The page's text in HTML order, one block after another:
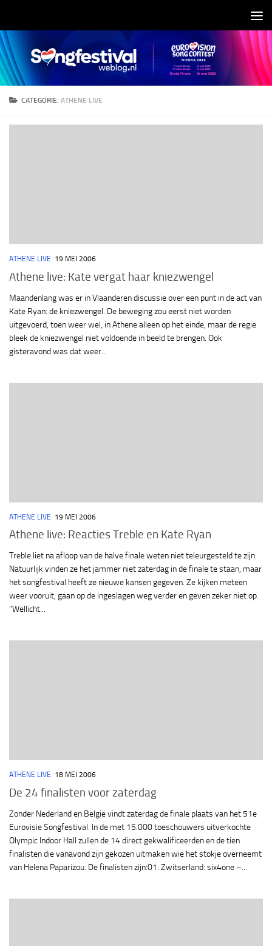
CATEGORIE:ATHENE LIVE
ATHENE LIVE 19 MEI 2006
Athene live: Kate vergat haar kniezwengel
Maandenlang was er in Vlaanderen discussie over een punt in de act van
Kate Ryan: de kniezwengel. De beweging zou eerst niet worden
uitgevoerd, toen weer wel, in Athene alleen op het einde, maar de regie
bleek de kniezwengel niet voldoende in beeld te brengen. Ook
gisteravond was dat weer...
ATHENE LIVE 19 MEI 2006
Athene live: Reacties Treble en Kate Ryan
Treble liet na afloop van de halve finale weten niet teleurgesteld te zijn.
Natuurlijk vinden ze het jammer niet zaterdag in de finale te staan, maar
het songfestival heeft ze nieuwe kansen gegeven. Ze kijken meteen
weer vooruit, gaan op de ingeslagen weg verder en geven zeker niet op.
"Wellicht...
ATHENE LIVE 18 MEI 2006
De 24 finalisten voor zaterdag
Zonder Nederland en België vindt zaterdag de finale plaats van het 51e
Eurovisie Songfestival. In de met 15.000 toeschouwers uitverkochte
Olympic Indoor Hall zullen de 14 direct gekwalificeerden en de tien
finalisten die vanavond zijn gekozen uitmaken wie het stokje overneemt
van Helena Paparizou. De finalisten zijn:01. Zwitserland: six4one –...